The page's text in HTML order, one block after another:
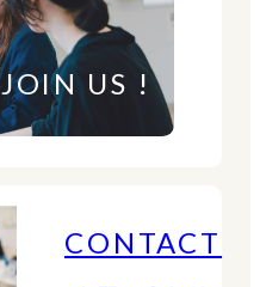
し、実現できる環
。 まずは得
・領域から力を
いただき、 少し
たらと思います。
ルBiz】
JOIN US !
CONTACT